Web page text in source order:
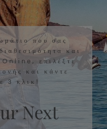
που σας
και
επιλέξτε
και κάντε
3 κλικ!
Next